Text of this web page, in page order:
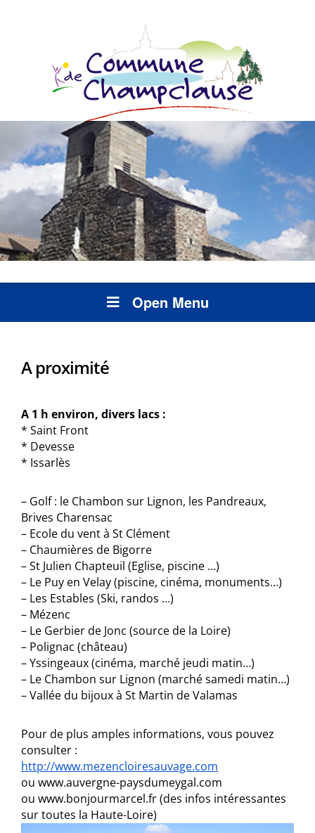
Open Menu
A proximité
A 1 h environ, divers lacs :
* Saint Front
* Devesse
* Issarlès
– Golf : le Chambon sur Lignon, les Pandreaux,
Brives Charensac
– Ecole du vent à St Clément
– Chaumières de Bigorre
– St Julien Chapteuil (Eglise, piscine …)
– Le Puy en Velay (piscine, cinéma, monuments…)
– Les Estables (Ski, randos …)
– Mézenc
– Le Gerbier de Jonc (source de la Loire)
– Polignac (château)
– Yssingeaux (cinéma, marché jeudi matin…)
– Le Chambon sur Lignon (marché samedi matin…)
– Vallée du bijoux à St Martin de Valamas
Pour de plus amples informations, vous pouvez
consulter :
http://www.mezencloiresauvage.com
ou www.auvergne-paysdumeygal.com
ou www.bonjourmarcel.fr (des infos intéressantes
sur toutes la Haute-Loire)